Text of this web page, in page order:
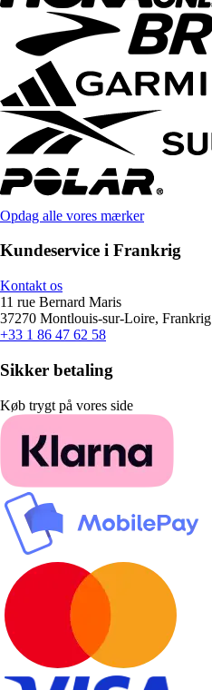
Opdag alle vores mærker
Kundeservice i Frankrig
Kontakt os
11 rue Bernard Maris
37270 Montlouis-sur-Loire, Frankrig
+33 1 86 47 62 58
Sikker betaling
Køb trygt på vores side